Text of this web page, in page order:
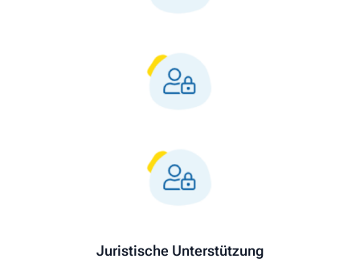
Juristische Unterstützung